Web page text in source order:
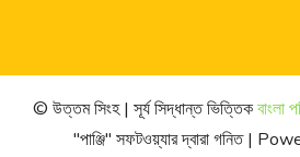
© উত্তম সিংহ | সূর্য সিদ্ধান্ত ভিত্তিকবাংলা
"পাঞ্জি" সফটওয়্যার দ্বারা গনিত |